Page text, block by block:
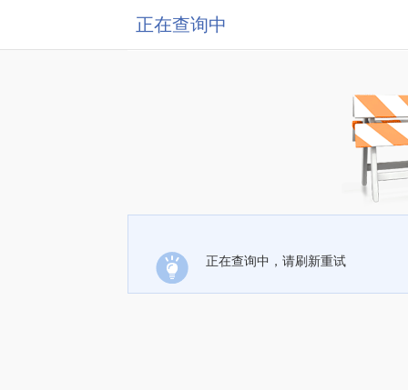
正在查询中
正在查询中，请刷新重试